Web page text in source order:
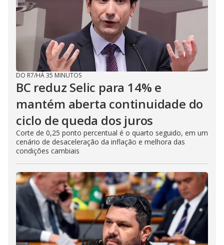
DO R7/HÁ 35 MINUTOS
BC reduz Selic para 14% e
mantém aberta continuidade do
ciclo de queda dos juros
Corte de 0,25 ponto percentual é o quarto seguido, em um
cenário de desaceleração da inflação e melhora das
condições cambiais